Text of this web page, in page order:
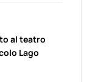
al teatro
Lago